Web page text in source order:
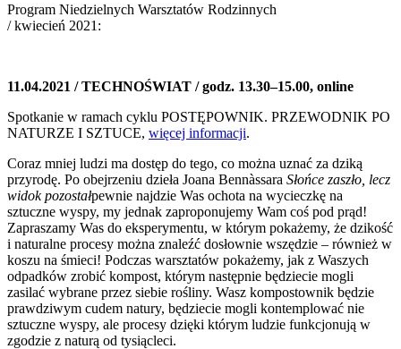
Program Niedzielnych Warsztatów Rodzinnych
/ kwiecień 2021:
11.04.2021 / TECHNOŚWIAT / godz. 13.30–15.00, online
Spotkanie w ramach cyklu POSTĘPOWNIK. PRZEWODNIK PO
NATURZE I SZTUCE, więcej informacji.
Coraz mniej ludzi ma dostęp do tego, co można uznać za dziką
przyrodę. Po obejrzeniu dzieła Joana Bennàssara Słońce zaszło, lecz
widok pozostałpewnie najdzie Was ochota na wycieczkę na
sztuczne wyspy, my jednak zaproponujemy Wam coś pod prąd!
Zapraszamy Was do eksperymentu, w którym pokażemy, że dzikość
i naturalne procesy można znaleźć dosłownie wszędzie – również w
koszu na śmieci! Podczas warsztatów pokażemy, jak z Waszych
odpadków zrobić kompost, którym następnie będziecie mogli
zasilać wybrane przez siebie rośliny. Wasz kompostownik będzie
prawdziwym cudem natury, będziecie mogli kontemplować nie
sztuczne wyspy, ale procesy dzięki którym ludzie funkcjonują w
zgodzie z naturą od tysiącleci.